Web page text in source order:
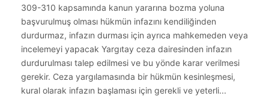
309-310 kapsamında kanun yararına bozma yoluna
başvurulmuş olması hükmün infazını kendiliğinden
durdurmaz, infazın durması için ayrıca mahkemeden veya
incelemeyi yapacak Yargıtay ceza dairesinden infazın
durdurulması talep edilmesi ve bu yönde karar verilmesi
gerekir. Ceza yargılamasında bir hükmün kesinleşmesi,
kural olarak infazın başlaması için gerekli ve yeterli...